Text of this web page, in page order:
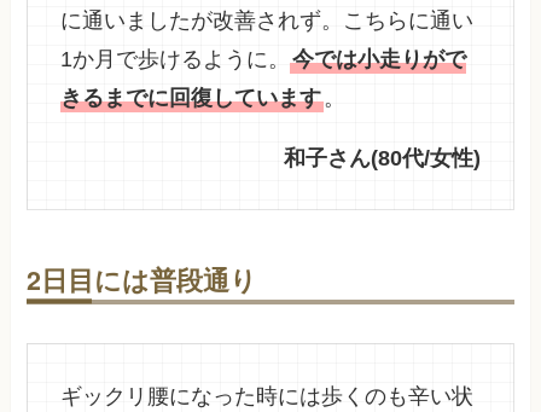
に通いましたが改善されず。こちらに通い
1か月で歩けるように。今では小走りがで
きるまでに回復しています。
和子さん(80代/女性)
2日目には普段通り
ギックリ腰になった時には歩くのも辛い状